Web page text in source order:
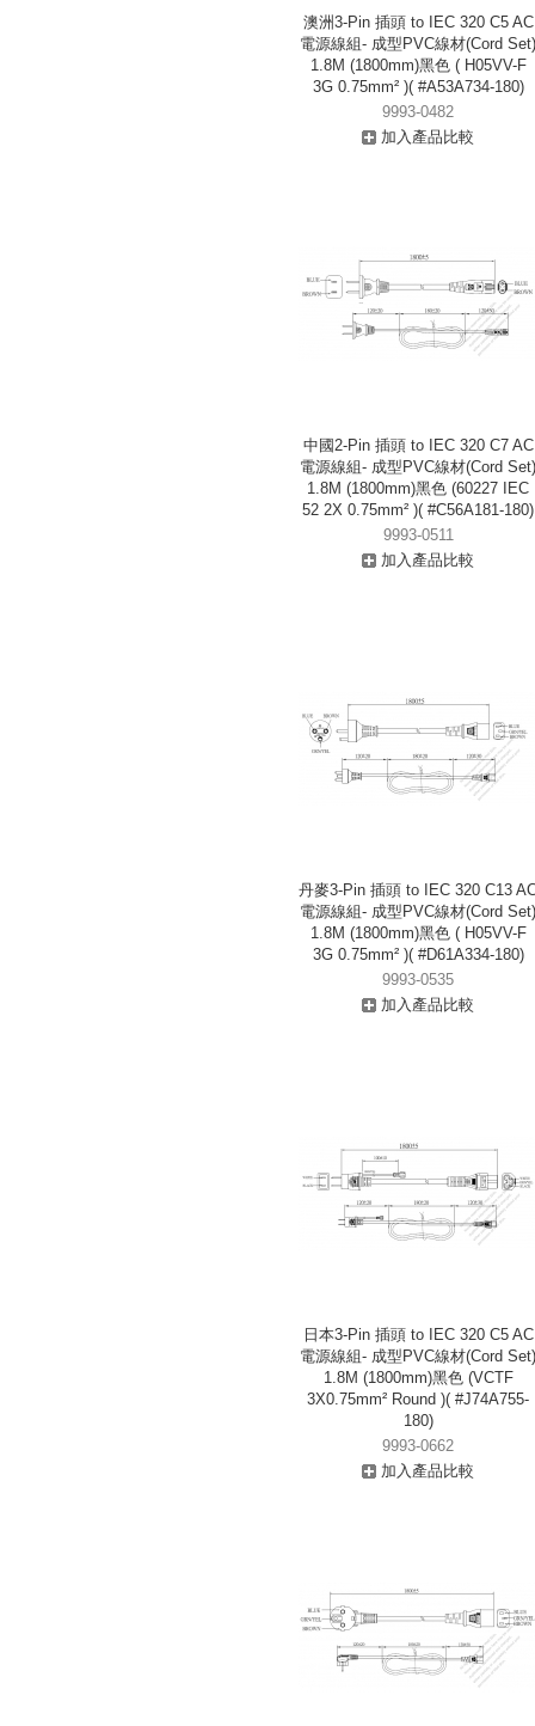
澳洲3-Pin 插頭 to IEC 320 C5 AC
電源線組- 成型PVC線材(Cord Set)
1.8M (1800mm)黑色 ( H05VV-F
3G 0.75mm² )( #A53A734-180)
9993-0482
加入產品比較
中國2-Pin 插頭 to IEC 320 C7 AC
電源線組- 成型PVC線材(Cord Set)
1.8M (1800mm)黑色 (60227 IEC
52 2X 0.75mm² )( #C56A181-180)
9993-0511
加入產品比較
丹麥3-Pin 插頭 to IEC 320 C13
電源線組- 成型PVC線材(Cord Set)
1.8M (1800mm)黑色 ( H05VV-F
3G 0.75mm² )( #D61A334-180)
9993-0535
加入產品比較
日本3-Pin 插頭 to IEC 320 C5 AC
電源線組- 成型PVC線材(Cord Set)
1.8M (1800mm)黑色 (VCTF
3X0.75mm² Round )( #J74A755-
180)
9993-0662
加入產品比較